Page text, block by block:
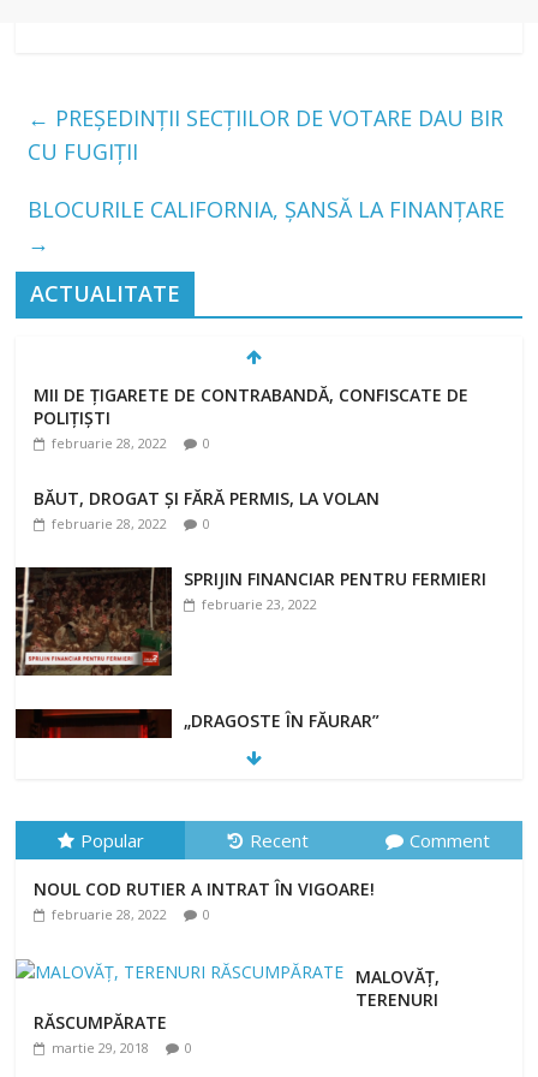
← PREȘEDINȚII SECȚIILOR DE VOTARE DAU BIR
CU FUGIȚII
BLOCURILE CALIFORNIA, ȘANSĂ LA FINANȚARE
→
ACTUALITATE
MII DE ȚIGARETE DE CONTRABANDĂ, CONFISCATE DE
POLIȚIȘTI
februarie 28, 2022 0
BĂUT, DROGAT ȘI FĂRĂ PERMIS, LA VOLAN
februarie 28, 2022 0
SPRIJIN FINANCIAR PENTRU FERMIERI
februarie 23, 2022
„DRAGOSTE ÎN FĂURAR”
NOUL COD RUTIER A INTRAT ÎN VIGOARE!
februarie 28, 2022 0
Popular Recent Comment
NOUL COD RUTIER A INTRAT ÎN VIGOARE!
februarie 28, 2022 0
MALOVĂȚ,
TERENURI
RĂSCUMPĂRATE
martie 29, 2018 0